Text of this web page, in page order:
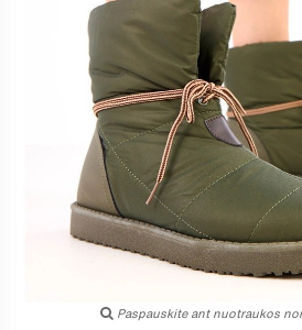
Paspauskite ant nuotraukos